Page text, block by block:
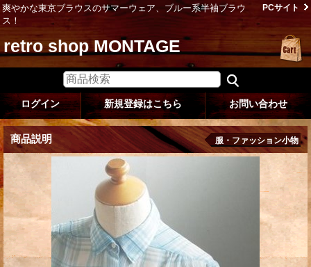
爽やかな東京ブラウスのサマーウェア、ブルー系半袖ブラウ
ス！
PCサイト
retro shop MONTAGE
ログイン 新規登録はこちら お問い合わせ
商品説明 服・ファッション小物